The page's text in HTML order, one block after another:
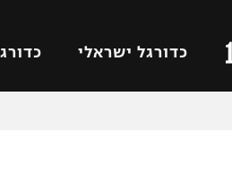
כדורגל ישראלי